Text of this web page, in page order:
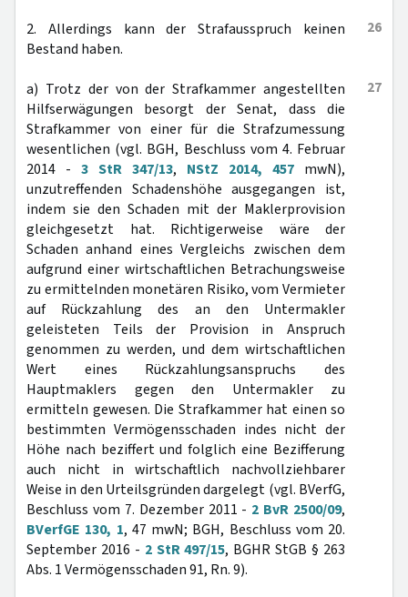
26
2. Allerdings kann der Strafausspruch keinen
Bestand haben.
27
a) Trotz der von der Strafkammer angestellten
Hilfserwägungen besorgt der Senat, dass die
Strafkammer von einer für die Strafzumessung
wesentlichen (vgl. BGH, Beschluss vom 4. Februar
2014 - 3 StR 347/13, NStZ 2014, 457 mwN),
unzutreffenden Schadenshöhe ausgegangen ist,
indem sie den Schaden mit der Maklerprovision
gleichgesetzt hat. Richtigerweise wäre der
Schaden anhand eines Vergleichs zwischen dem
aufgrund einer wirtschaftlichen Betrachungsweise
zu ermittelnden monetären Risiko, vom Vermieter
auf Rückzahlung des an den Untermakler
geleisteten Teils der Provision in Anspruch
genommen zu werden, und dem wirtschaftlichen
Wert eines Rückzahlungsanspruchs des
Hauptmaklers gegen den Untermakler zu
ermitteln gewesen. Die Strafkammer hat einen so
bestimmten Vermögensschaden indes nicht der
Höhe nach beziffert und folglich eine Bezifferung
auch nicht in wirtschaftlich nachvollziehbarer
Weise in den Urteilsgründen dargelegt (vgl. BVerfG,
Beschluss vom 7. Dezember 2011 - 2 BvR 2500/09,
BVerfGE 130, 1, 47 mwN; BGH, Beschluss vom 20.
September 2016 - 2 StR 497/15, BGHR StGB § 263
Abs. 1 Vermögensschaden 91, Rn. 9).